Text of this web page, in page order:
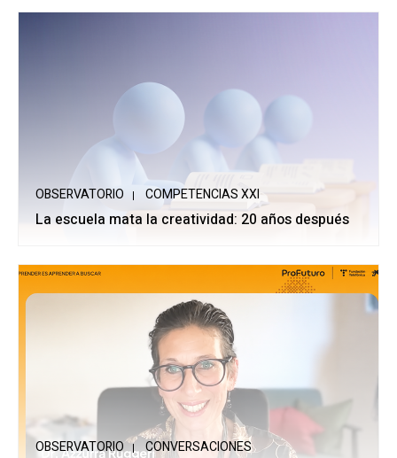
OBSERVATORIO COMPETENCIAS XXI
La escuela mata la creatividad: 20 años después
OBSERVATORIO CONVERSACIONES